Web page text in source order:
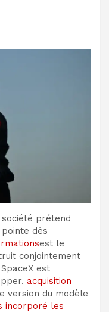
prétend
dès
est le
conjointement
est
acquisition
version du modèle
incorporé les